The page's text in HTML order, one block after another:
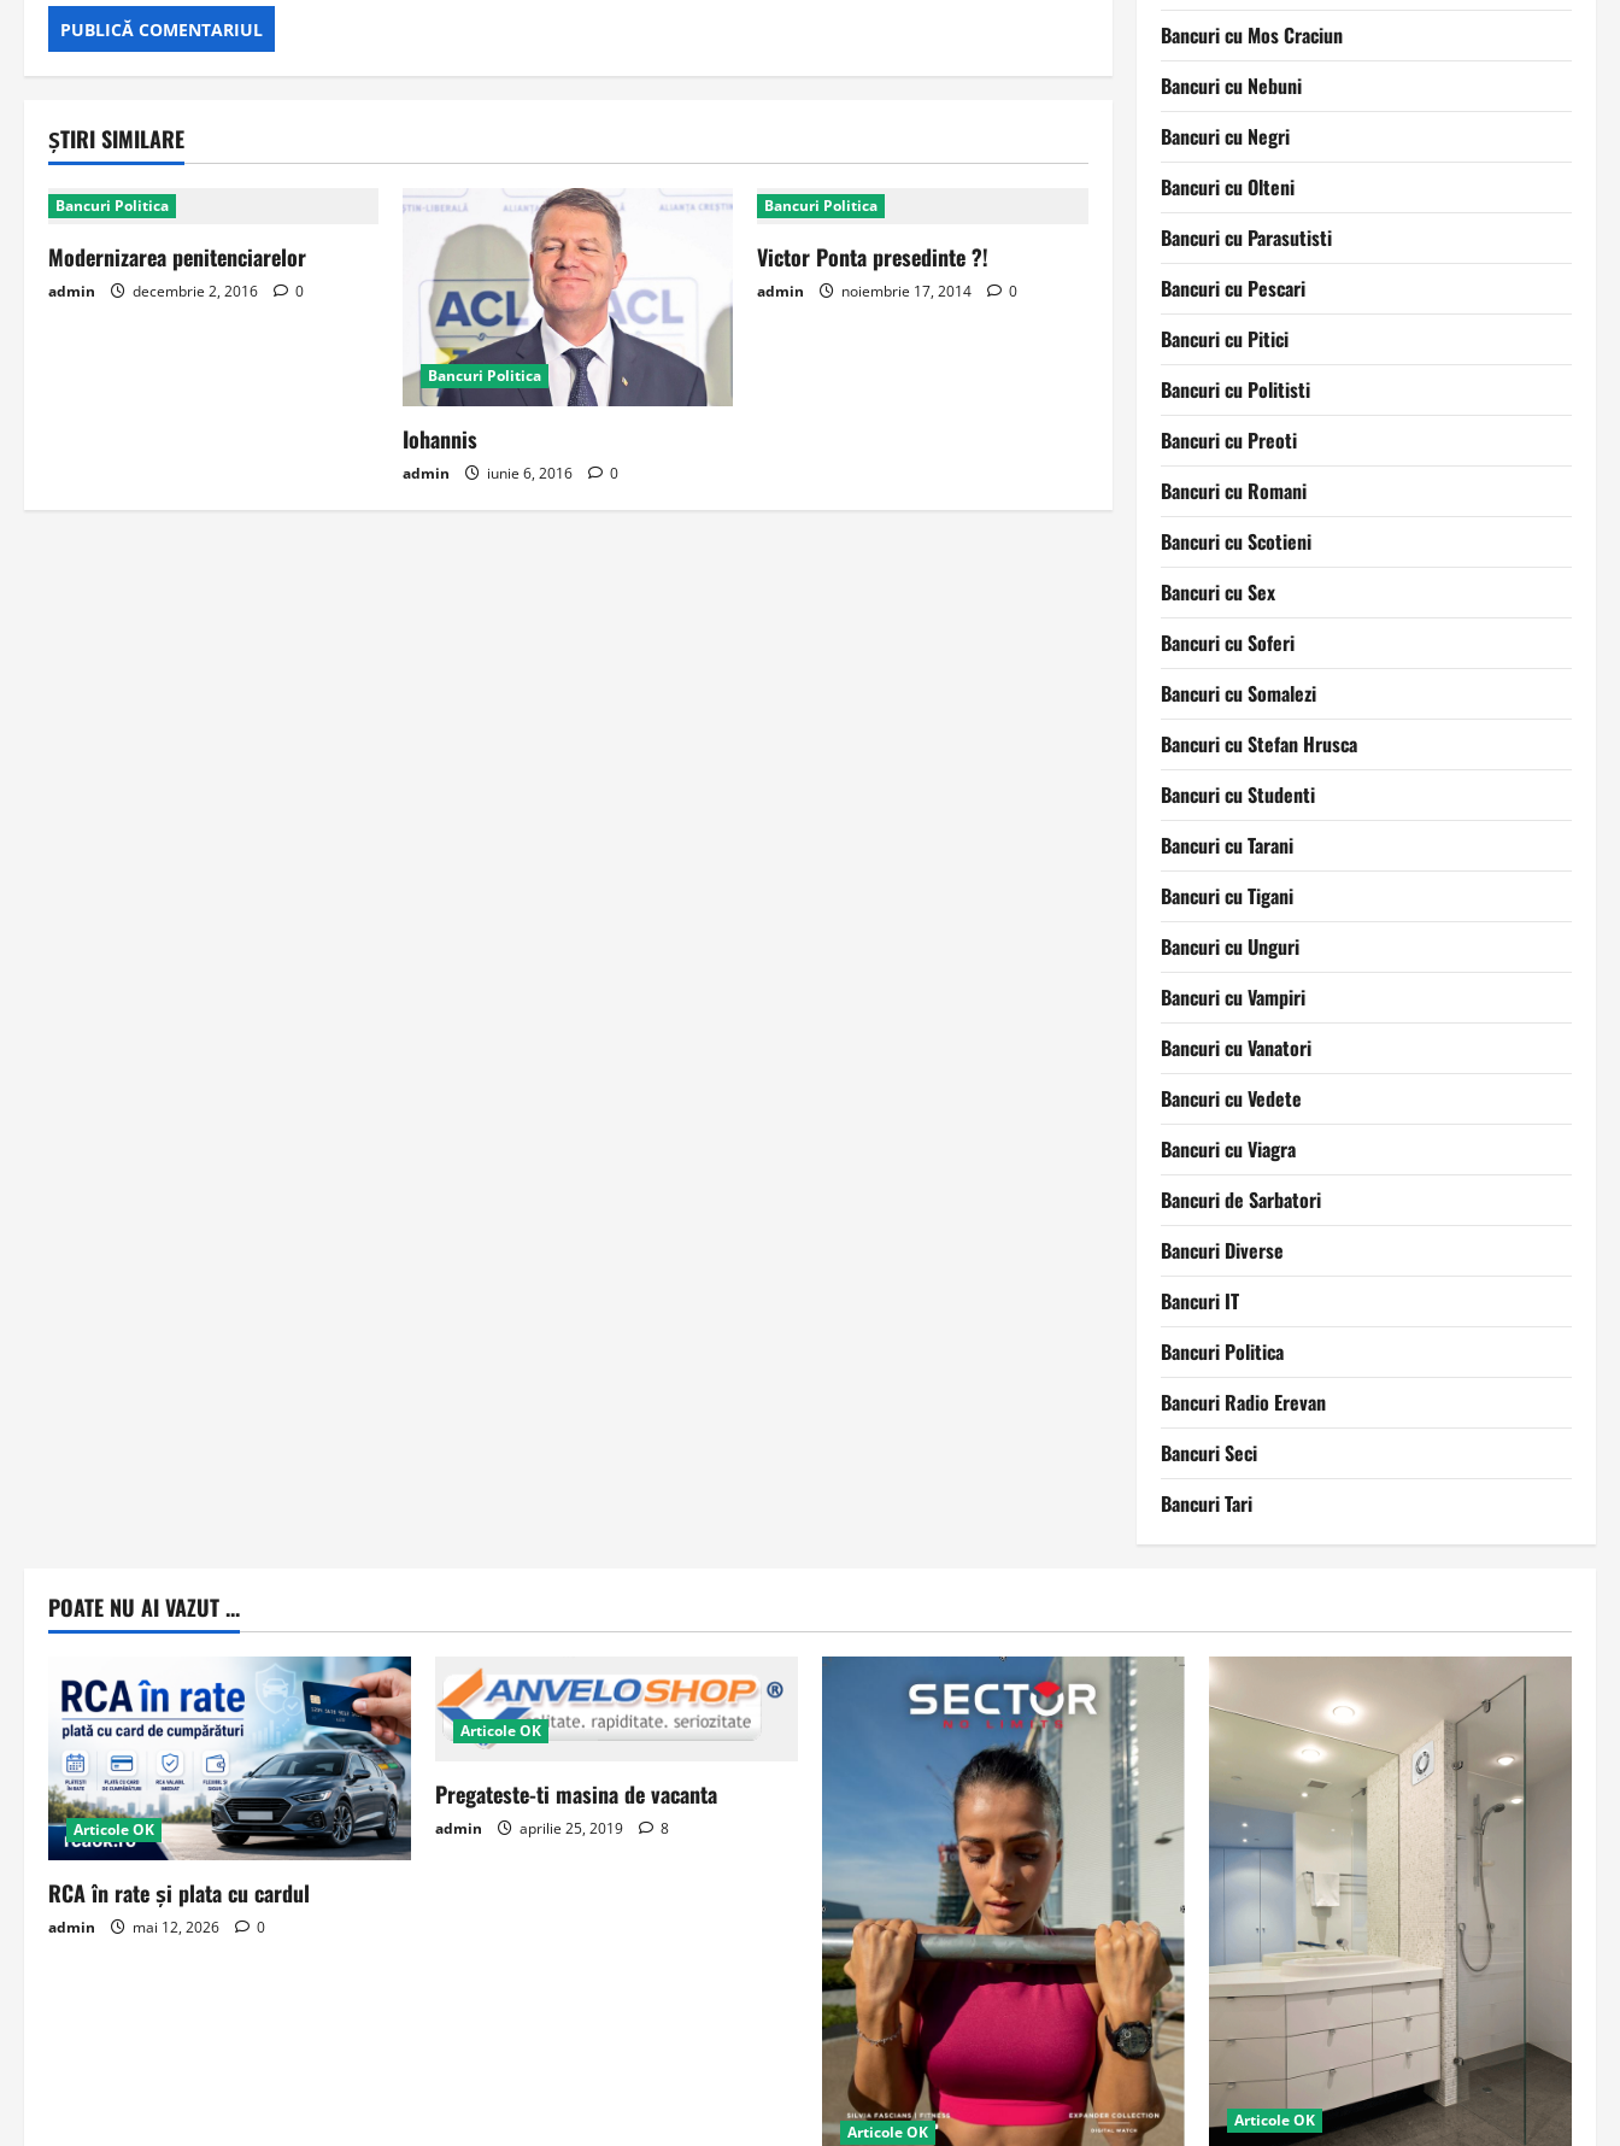
ȘTIRI SIMILARE
Bancuri Politica
Modernizarea penitenciarelor
admin decembrie 2, 2016 0
Bancuri Politica
Iohannis
admin iunie 6, 2016 0
Bancuri Politica
Victor Ponta presedinte ?!
admin noiembrie 17, 2014 0
Bancuri cu Mos Craciun
Bancuri cu Nebuni
Bancuri cu Negri
Bancuri cu Olteni
Bancuri cu Parasutisti
Bancuri cu Pescari
Bancuri cu Pitici
Bancuri cu Politisti
Bancuri cu Preoti
Bancuri cu Romani
Bancuri cu Scotieni
Bancuri cu Sex
Bancuri cu Soferi
Bancuri cu Somalezi
Bancuri cu Stefan Hrusca
Bancuri cu Studenti
Bancuri cu Tarani
Bancuri cu Tigani
Bancuri cu Unguri
Bancuri cu Vampiri
Bancuri cu Vanatori
Bancuri cu Vedete
Bancuri cu Viagra
Bancuri de Sarbatori
Bancuri Diverse
Bancuri IT
Bancuri Politica
Bancuri Radio Erevan
Bancuri Seci
Bancuri Tari
POATE NU AI VAZUT ...
Articole OK
RCA în rate și plata cu cardul
admin mai 12, 2026 0
Articole OK
Pregateste-ti masina de vacanta
admin aprilie 25, 2019 8
Articole OK
Articole OK